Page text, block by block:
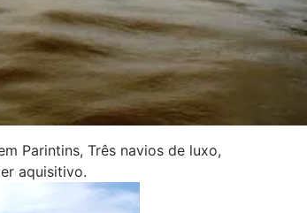
Parintins, Três navios de luxo,
aquisitivo.